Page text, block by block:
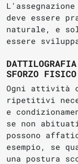
deve essere
naturale, e
essere
SFORZO FISICO
Ogni attività
ripetitivi
e
se non
possono
esempio, se
una postura